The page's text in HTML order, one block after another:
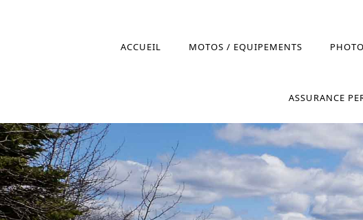
ACCUEIL MOTOS / EQUIPEMENTS
ASSURANCE